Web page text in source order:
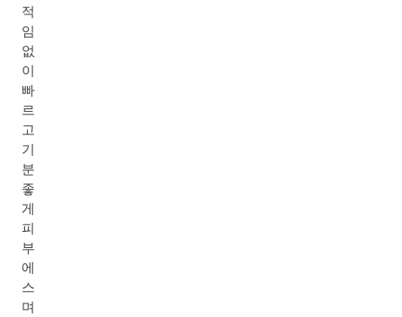
적
임
없
이
빠
르
고
기
분
좋
게
피
부
에
스
며